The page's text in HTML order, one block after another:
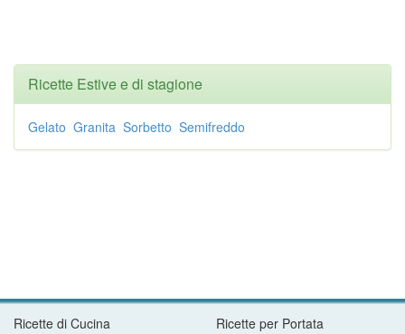
Ricette Estive e di stagione
Gelato Granita Sorbetto Semifreddo
Ricette di Cucina
Ricette per Portata